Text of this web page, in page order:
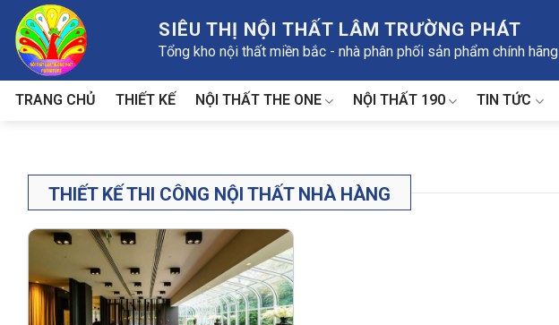
Skip
content
SIÊU THỊ NỘI THẤT LÂM TRƯỜNG PHÁT
Tổng kho nội thất miền bắc - nhà phân phối sản phẩm chính hãng
TRANG CHỦ THIẾT KẾ NỘI THẤT THE ONE NỘI THẤT 190 TIN TỨC
THIẾT KẾ THI CÔNG NỘI THẤT NHÀ HÀNG